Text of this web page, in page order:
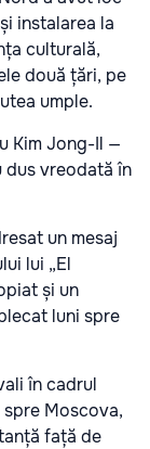
instalarea la
culturală,
două țări, pe
umple.
Kim Jong-Il —
dus vreodată în
un mesaj
lui „El
și un
luni spre
în cadrul
Moscova,
față de